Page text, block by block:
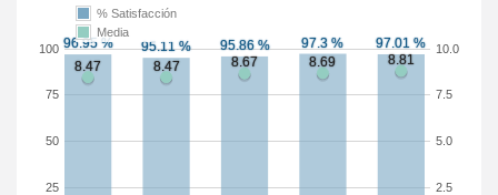
25
50
75
100
2.5
5.0
7.5
10.0
% Satisfacción
Media